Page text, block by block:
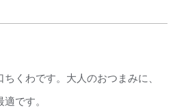
くわです。大人のおつまみに、
です。